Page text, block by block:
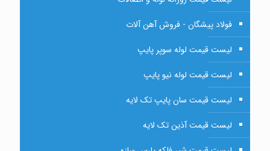
فولاد پیشگان - فروش آهن آلات
لیست قیمت لوله سوپر پایپ
لیست قیمت لوله نیو پایپ
لیست قیمت سان پایپ تک لایه
لیست قیمت آذین تک لایه